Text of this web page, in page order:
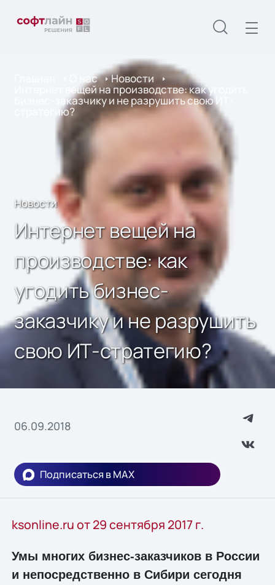
О нас Новости
Интернет вещей на производстве: как угодить
бизнес-заказчику и не разрушить свою ИТ-
стратегию?
Новости
Интернет вещей на
производстве: как
угодить бизнес-
заказчику и не разрушить
свою ИТ-стратегию?
06.09.2018
Подписаться в MAX
ksonline.ru от 29 сентября 2017 г.
Умы многих бизнес-заказчиков в России
и непосредственно в Сибири сегодня